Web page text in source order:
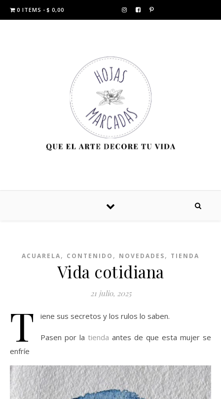
0 ITEMS $ 0,00
ACUARELA, CONTENIDO , NOVEDADES, TIENDA
Vida cotidiana
21 julio, 2025
T iene sus secretos y los rulos lo saben.
Pasen por la tienda antes de que esta mujer se
enfríe